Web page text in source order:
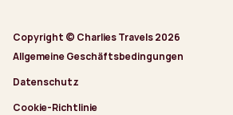
Copyright © Charlies Travels 2026
Allgemeine Geschäftsbedingungen
Datenschutz
Cookie-Richtlinie